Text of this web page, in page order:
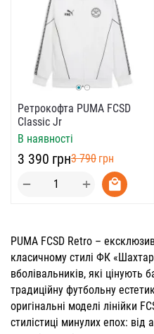
Ретрокофта PUMA FCSD
Classic Jr
В наявності
‍3 390‍ грн‍3 790‍ грн
+
−
PUMA FCSD Retro –
класичному стилі ФК
вболівальників, які цінують
традиційну футбольну
оригінальні моделі лінійки
стилістиці минулих епох: